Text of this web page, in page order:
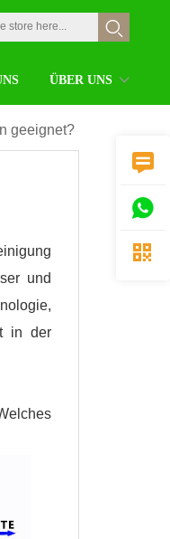
ÜBER UNS
geeignet?
und
in der


